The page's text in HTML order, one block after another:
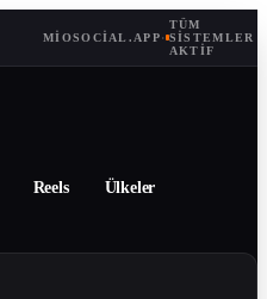
MIOSOCIAL.APP·
TÜM
SISTEMLER
AKTIF
Reels Ülkeler